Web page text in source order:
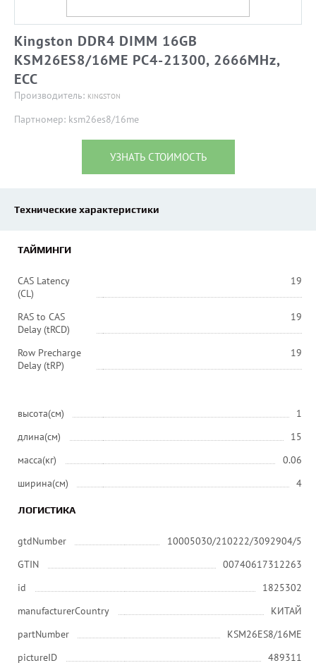
Kingston DDR4 DIMM 16GB
KSM26ES8/16ME PC4-21300, 2666MHz,
ECC
Производитель: KINGSTON
Партномер: ksm26es8/16me
УЗНАТЬ СТОИМОСТЬ
Технические характеристики
ТАЙМИНГИ
CAS Latency
(CL)
19
RAS to CAS
Delay (tRCD)
19
Row Precharge
Delay (tRP)
19
высота(см)
1
длина(см)
15
масса(кг)
0.06
ширина(см)
4
ЛОГИСТИКА
gtdNumber
10005030/210222/3092904/5
GTIN
00740617312263
id
1825302
manufacturerCountry
КИТАЙ
partNumber
KSM26ES8/16ME
pictureID
489311